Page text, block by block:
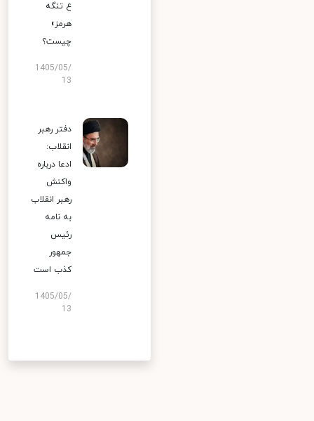
ع تنگه
هرمز»
چیست؟
1405/05/
13
دفتر رهبر
انقلاب:
ادعا درباره
واکنش
رهبر انقلاب
به نامه
رئیس
جمهور
کذب است
1405/05/
13